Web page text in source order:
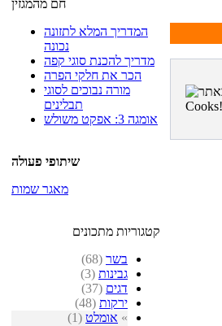
חם מהמגזין
המדריך המלא לתזונה
נכונה
מדריך להכנת סוגי קפה
הכר את חלקי הפרה
מורה נבוכים לסוגי
תבלינים
אומגה 3: אפקט משולש
שיתופי פעולה
מאגר שמות
קטגוריות מתכונים
בשר (68)
גבינות (3)
דגים (37)
ירקות (48)
» אומלט (1)